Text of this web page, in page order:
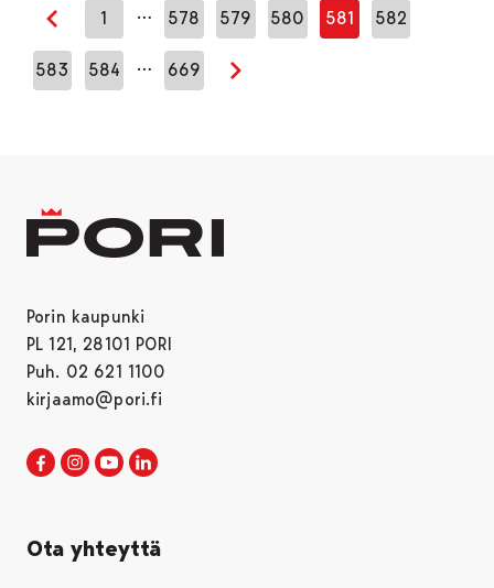
Edellinen sivu
1 … 578 579 580 581 582
583 584 … 669
Seuraava sivu
Porin kaupunki
PL 121, 28101 PORI
Puh. 02 621 1100
kirjaamo@pori.fi
Porin kaupunki Facebookissa
Avautuu uudessa välilehdessä
Porin kaupunki Instagramissa
Avautuu uudessa välilehdessä
Porin kaupunki Youtubessa
Avautuu uudessa välilehdessä
Ota yhteyttä